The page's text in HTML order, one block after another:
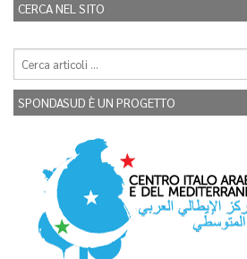
CERCA NEL SITO
SPONDASUD È UN PROGETTO